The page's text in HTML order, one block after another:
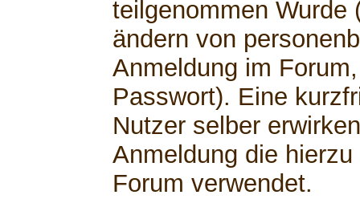
teilgenommen Wurde
ändern von
Anmeldung im
Passwort). Eine
Nutzer selber
Anmeldung die
Forum verwendet.